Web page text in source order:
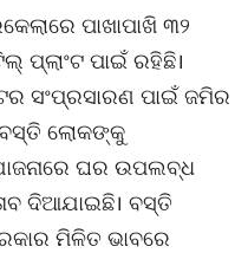
ପାଖାପାଖି ୩୨
ପ୍ଲାଂଟ ପାଇଁ ରହିଛି।
ସଂପ୍ରସାରଣ ପାଇଁ ଜମିର
ବସ୍ତି ଲୋକଙ୍କୁ
ଘର ଉପଲବ୍ଧ
ଦିଆଯାଇଛି। ବସ୍ତି
ମିଳିତ ଭାବରେ